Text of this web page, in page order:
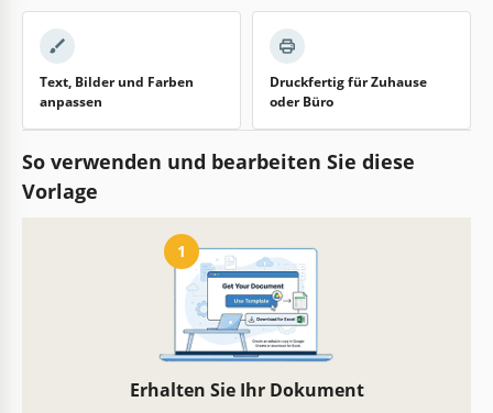
Text, Bilder und Farben
anpassen
Druckfertig für Zuhause
oder Büro
So verwenden und bearbeiten Sie diese
Vorlage
1
Erhalten Sie Ihr Dokument